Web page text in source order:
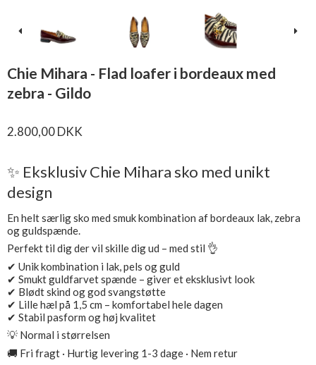
Chie Mihara - Flad loafer i bordeaux med
zebra - Gildo
2.800,00 DKK
✨ Eksklusiv Chie Mihara sko med unikt
design
En helt særlig sko med smuk kombination af bordeaux lak, zebra
og guldspænde.
Perfekt til dig der vil skille dig ud – med stil 👌
✔ Unik kombination i lak, pels og guld
✔ Smukt guldfarvet spænde – giver et eksklusivt look
✔ Blødt skind og god svangstøtte
✔ Lille hæl på 1,5 cm – komfortabel hele dagen
✔ Stabil pasform og høj kvalitet
💡 Normal i størrelsen
🚚 Fri fragt · Hurtig levering 1-3 dage · Nem retur